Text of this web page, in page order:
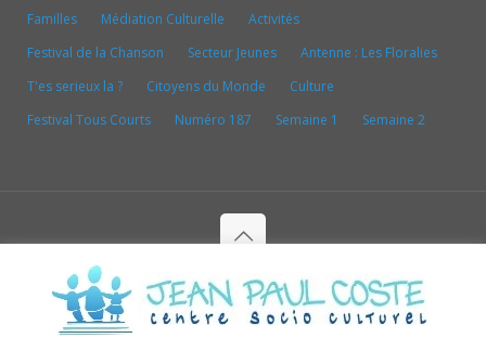
Familles
Médiation Culturelle
Activités
Festival de la Chanson
Secteur Jeunes
Antenne : Les Floralies
T'es serieux la ?
Citoyens du Monde
Culture
Festival Tous Courts
Numéro 187 Semaine 1 Semaine 2
Copyright depuis 1998-2026© CENTRE SOCIO CULTUREL
JEAN PAUL COSTE - Tous droits réservés